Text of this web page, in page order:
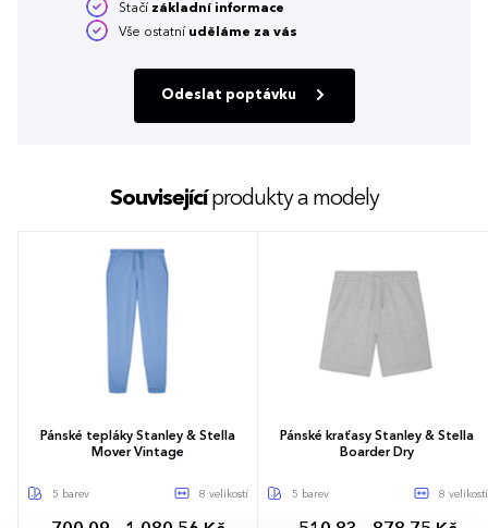
Stačí základní informace
Vše ostatní uděláme za vás
Odeslat poptávku
Souvisejícíprodukty a modely
Pánské tepláky Stanley & Stella
Mover Vintage
5 barev 8 velikostí
Pánské kraťasy Stanley & Stella
Boarder Dry
5 barev 8 velikostí